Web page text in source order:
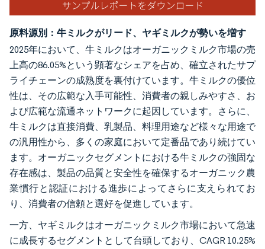
原料源別：牛ミルクがリード、ヤギミルクが勢いを増す
2025年において、牛ミルクはオーガニックミルク市場の売
上高の86.05%という顕著なシェアを占め、確立されたサプ
ライチェーンの成熟度を裏付けています。牛ミルクの優位
性は、その広範な入手可能性、消費者の親しみやすさ、お
よび広範な流通ネットワークに起因しています。さらに、
牛ミルクは直接消費、乳製品、料理用途など様々な用途で
の汎用性から、多くの家庭において定番品であり続けてい
ます。オーガニックセグメントにおける牛ミルクの強固な
存在感は、製品の品質と安全性を確保するオーガニック農
業慣行と認証における進歩によってさらに支えられてお
り、消費者の信頼と選好を促進しています。
一方、ヤギミルクはオーガニックミルク市場において急速
に成長するセグメントとして台頭しており、CAGR 10.25%